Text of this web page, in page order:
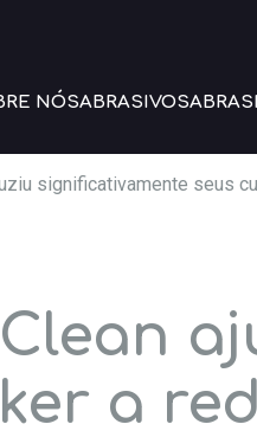
NÓSABRASIVOS
significativamente seus
a